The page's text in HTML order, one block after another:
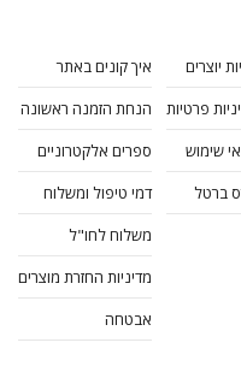
יוצרים
פרטיות
שימוש
ברטל
איך קונים באתר
הנחת הזמנה ראשונה
ספרים אלקטרוניים
דמי טיפול ומשלוח
משלוח לחו"ל
מדיניות החזרת מוצרים
אבטחה